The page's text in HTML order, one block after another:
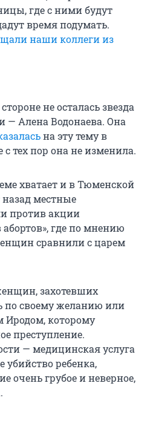
где с ними будут
время подумать.
наши коллеги из
не осталась звезда
Алена Водонаева. Она
на эту тему в
тех пор она не изменила.
хватает и в Тюменской
назад местные
против акции
где по мнению
сравнили с царем
захотевших
по своему желанию или
Иродом, которому
преступление.
— медицинская услуга
убийство ребенка,
очень грубое и неверное,